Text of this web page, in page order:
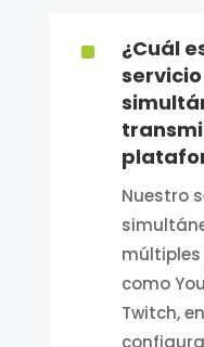
^
¿Cuál
Nuestro
como
Twitch,